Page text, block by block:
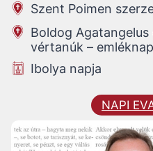
Szent Poimen
Boldog Agatangelus
vértanúk – emléknap
Ibolya napja
NAPI